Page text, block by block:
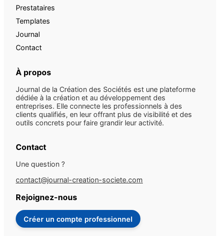
Prestataires
Templates
Journal
Contact
À propos
Journal de la Création des Sociétés est une plateforme
dédiée à la création et au développement des
entreprises. Elle connecte les professionnels à des
clients qualifiés, en leur offrant plus de visibilité et des
outils concrets pour faire grandir leur activité.
Contact
Une question ?
contact@journal-creation-societe.com
Rejoignez-nous
Créer un compte professionnel